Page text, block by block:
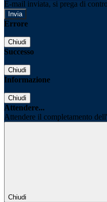
E-mail inviata, si prega di
Errore
Chiudi
Successo
Chiudi
Informazione
Chiudi
Attendere...
Attendere il completamento
Chiudi